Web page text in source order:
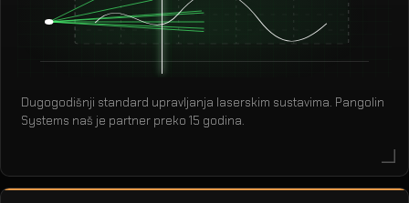
Dugogodišnji standard upravljanja laserskim sustavima. Pangolin
Systems naš je partner preko 15 godina.